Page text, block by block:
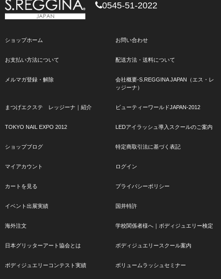
0545-51-2022
ショップホーム お問い合わせ
お支払い方法について 配送方法・送料について
メルマガ登録・解除
会社概要-S.REGGINA JAPAN（エス・レ
ッジーナ）
まつげエクステ レッジーナ｜紹介 ビューティーワールドJAPAN-2012
TOKYO NAIL EXPO 2012 LEDアイラッシュ導入スクールのご案内
ショップブログ 特定商取引法に基づく表記
マイアカウント ログイン
カートを見る プライバシーポリシー
イベント出展実績 国井特許
海外注文 学校関係者様へ｜ボディジュエリー検定
日本グリッターアート協会とは ボディジュエリースクール案内
ボディジュエリーコンテスト実績 ボリュームラッシュセミナー